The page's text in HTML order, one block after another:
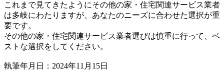
これまで見てきたようにその他の家・住宅関連サービス業者
は多岐にわたりますが、あなたのニーズに合わせた選択が重
要です。
その他の家・住宅関連サービス業者選びは慎重に行って、ベ
ストな選択をしてください。
執筆年月日：2024年11月15日